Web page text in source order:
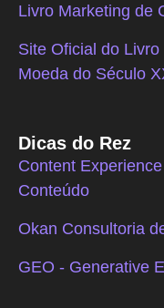
Livro Marketing de
Site Oficial do
Moeda do Século
Dicas do Rez
Content
Conteúdo
Okan Consultoria
GEO - Generative